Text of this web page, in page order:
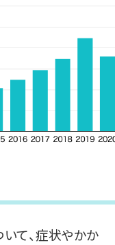
て、症状やかか